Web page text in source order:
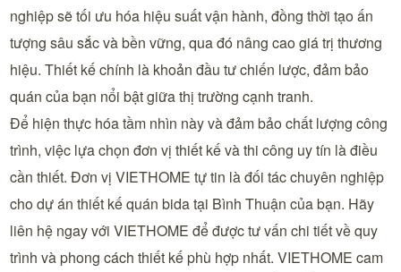
nghiệp sẽ tối ưu hóa hiệu suất vận hành, đồng thời tạo ấn
tượng sâu sắc và bền vững, qua đó nâng cao giá trị thương
hiệu. Thiết kế chính là khoản đầu tư chiến lược, đảm bảo
quán của bạn nổi bật giữa thị trường cạnh tranh.
Để hiện thực hóa tầm nhìn này và đảm bảo chất lượng công
trình, việc lựa chọn đơn vị thiết kế và thi công uy tín là điều
cần thiết. Đơn vị VIETHOME tự tin là đối tác chuyên nghiệp
cho dự án thiết kế quán bida tại Bình Thuận của bạn. Hãy
liên hệ ngay với VIETHOME để được tư vấn chi tiết về quy
trình và phong cách thiết kế phù hợp nhất. VIETHOME cam